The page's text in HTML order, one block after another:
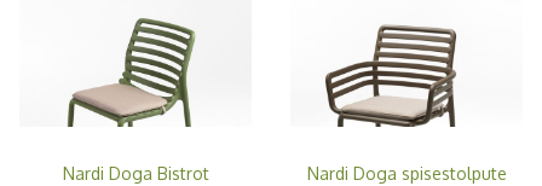
Nardi Doga Bistrot
Nardi Doga spisestolpute